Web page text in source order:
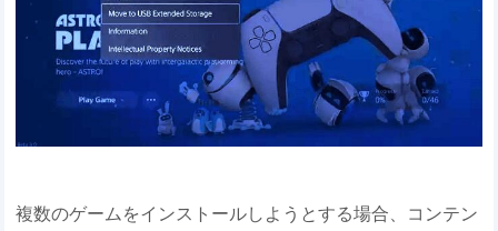
複数のゲームをインストールしようとする場合、コンテン